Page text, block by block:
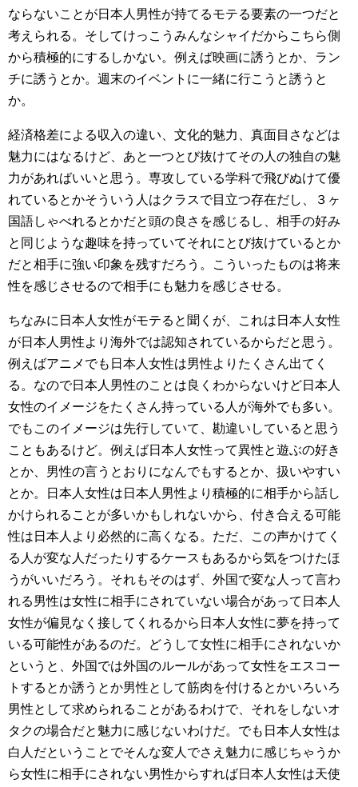
ならないことが日本人男性が持てるモテる要素の一つだと
考えられる。そしてけっこうみんなシャイだからこちら側
から積極的にするしかない。例えば映画に誘うとか、ラン
チに誘うとか。週末のイベントに一緒に行こうと誘うと
か。
経済格差による収入の違い、文化的魅力、真面目さなどは
魅力にはなるけど、あと一つとび抜けてその人の独自の魅
力があればいいと思う。専攻している学科で飛びぬけて優
れているとかそういう人はクラスで目立つ存在だし、３ヶ
国語しゃべれるとかだと頭の良さを感じるし、相手の好み
と同じような趣味を持っていてそれにとび抜けているとか
だと相手に強い印象を残すだろう。こういったものは将来
性を感じさせるので相手にも魅力を感じさせる。
ちなみに日本人女性がモテると聞くが、これは日本人女性
が日本人男性より海外では認知されているからだと思う。
例えばアニメでも日本人女性は男性よりたくさん出てく
る。なので日本人男性のことは良くわからないけど日本人
女性のイメージをたくさん持っている人が海外でも多い。
でもこのイメージは先行していて、勘違いしていると思う
こともあるけど。例えば日本人女性って異性と遊ぶの好き
とか、男性の言うとおりになんでもするとか、扱いやすい
とか。日本人女性は日本人男性より積極的に相手から話し
かけられることが多いかもしれないから、付き合える可能
性は日本人より必然的に高くなる。ただ、この声かけてく
る人が変な人だったりするケースもあるから気をつけたほ
うがいいだろう。それもそのはず、外国で変な人って言わ
れる男性は女性に相手にされていない場合があって日本人
女性が偏見なく接してくれるから日本人女性に夢を持って
いる可能性があるのだ。どうして女性に相手にされないか
というと、外国では外国のルールがあって女性をエスコー
トするとか誘うとか男性として筋肉を付けるとかいろいろ
男性として求められることがあるわけで、それをしないオ
タクの場合だと魅力に感じないわけだ。でも日本人女性は
白人だということでそんな変人でさえ魅力に感じちゃうか
ら女性に相手にされない男性からすれば日本人女性は天使